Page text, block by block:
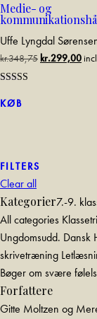
Medie- og
Uffe Lyngdal
kr.348,75 kr.299,00
5.00
out of 5
KØB
FILTERS
Clear all
Kategorier7.-9.
All categories
Ungdomsudd. Dansk
skrivetræning
Bøger om svære
Forfattere
Gitte Moltzen og